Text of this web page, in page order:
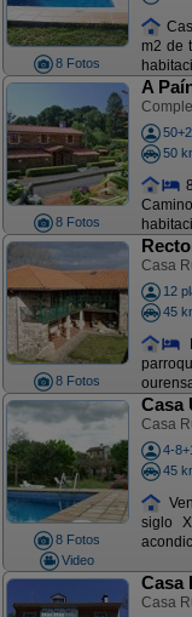
8 Fotos
m2 de
8 Fotos
A
50
8 Fotos
Casa
12
45
8 Fotos
Video
Casa
Casa
4-
45
siglo
Casa
Casa